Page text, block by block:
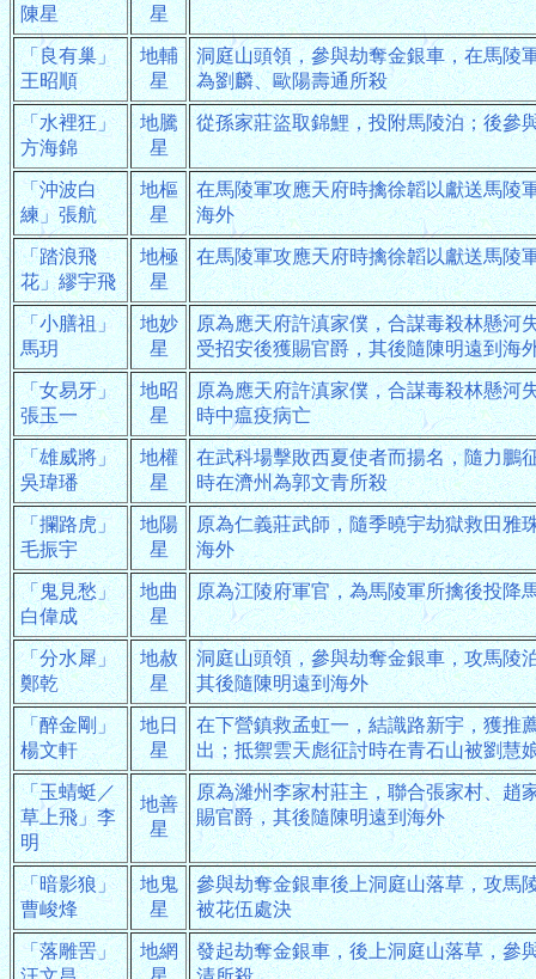
陳星
星
「良有巢」
王昭順
地輔
星
洞庭山頭領，參與劫奪金銀車，在馬陵
為劉麟、歐陽壽通所殺
「水裡狂」
方海錦
地騰
星
從孫家莊盜取錦鯉，投附馬陵泊；後參
「沖波白
練」張航
地樞
星
在馬陵軍攻應天府時擒徐韜以獻送馬陵
海外
「踏浪飛
花」繆宇飛
地極
星
在馬陵軍攻應天府時擒徐韜以獻送馬陵
「小膳祖」
馬玥
地妙
星
原為應天府許滇家僕，合謀毒殺林懸河
受招安後獲賜官爵，其後隨陳明遠到海
「女易牙」
張玉一
地昭
星
原為應天府許滇家僕，合謀毒殺林懸河
時中瘟疫病亡
「雄威將」
吳瑋璠
地權
星
在武科場擊敗西夏使者而揚名，隨力鵬
時在濟州為郭文青所殺
「攔路虎」
毛振宇
地陽
星
原為仁義莊武師，隨季曉宇劫獄救田雅
海外
「鬼見愁」
白偉成
地曲
星
原為江陵府軍官，為馬陵軍所擒後投降
「分水犀」
鄭乾
地赦
星
洞庭山頭領，參與劫奪金銀車，攻馬陵
其後隨陳明遠到海外
「醉金剛」
楊文軒
地日
星
在下營鎮救孟虹一，結識路新宇，獲推
出；抵禦雲天彪征討時在青石山被劉慧
「玉蜻蜓／
草上飛」李
明
地善
星
原為濰州李家村莊主，聯合張家村、趙
賜官爵，其後隨陳明遠到海外
「暗影狼」
曹峻烽
地鬼
星
參與劫奪金銀車後上洞庭山落草，攻馬
被花伍處決
「落雕罟」
地網
發起劫奪金銀車，後上洞庭山落草，參